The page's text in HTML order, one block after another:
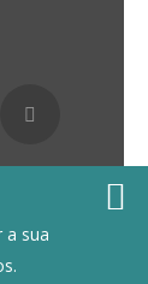
a sua
